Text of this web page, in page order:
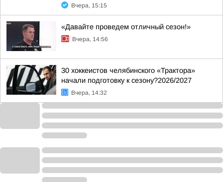
Вчера, 15:15
«Давайте проведем отличный сезон!»
Вчера, 14:56
30 хоккеистов челябинского «Трактора»
начали подготовку к сезону?2026/2027
Вчера, 14:32